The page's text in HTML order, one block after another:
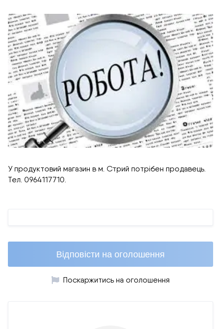
У продуктовий магазин в м. Стрий потрібен продавець.
Тел. 0964117710.
Відповісти на оголошення
Поскаржитись на оголошення